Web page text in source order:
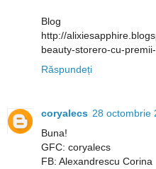
http://
beauty-storero-cu-
Răspundeți
coryalecs 28 octombrie
Buna!
GFC: coryalecs
FB: Alexandrescu Corina